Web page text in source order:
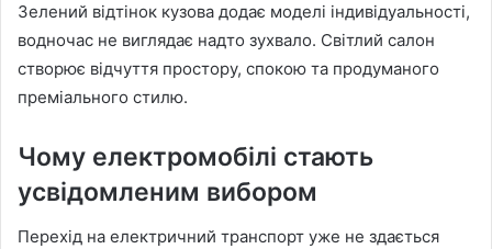
Зелений відтінок кузова додає моделі індивідуальності,
водночас не виглядає надто зухвало. Світлий салон
створює відчуття простору, спокою та продуманого
преміального стилю.
Чому електромобілі стають
усвідомленим вибором
Перехід на електричний транспорт уже не здається